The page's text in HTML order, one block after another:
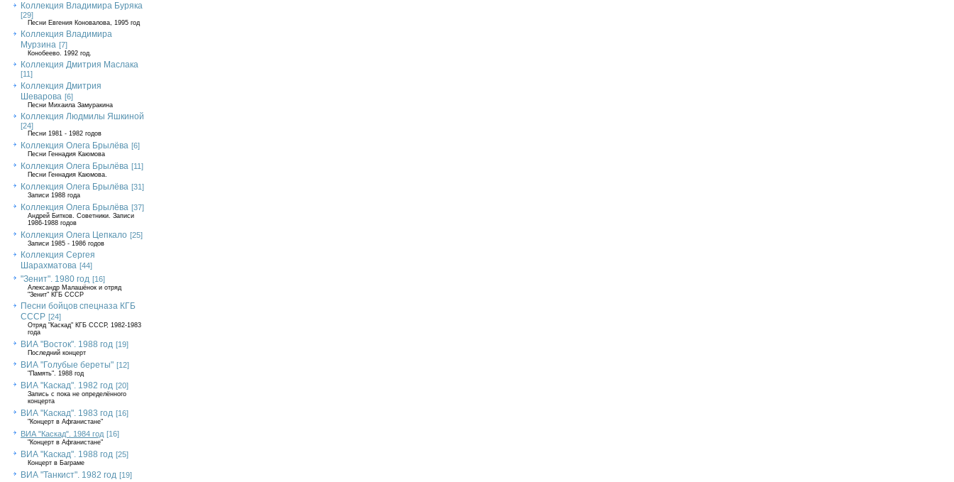
Коллекция Владимира Буряка
[29]
Песни Евгения Коновалова, 1995 год
Коллекция Владимира
Мурзина [7]
Конобеево. 1992 год.
Коллекция Дмитрия Маслака
[11]
Коллекция Дмитрия
Шеварова [6]
Песни Михаила Замуракина
Коллекция Людмилы Яшкиной
[24]
Песни 1981 - 1982 годов
Коллекция Олега Брылёва [6]
Песни Геннадия Каюмова
Коллекция Олега Брылёва [11]
Песни Геннадия Каюмова.
Коллекция Олега Брылёва [31]
Записи 1988 года
Коллекция Олега Брылёва [37]
Андрей Битков. Советники. Записи
1986-1988 годов
Коллекция Олега Цепкало [25]
Записи 1985 - 1986 годов
Коллекция Сергея
Шарахматова [44]
"Зенит". 1980 год [16]
Александр Малашёнок и отряд
"Зенит" КГБ СССР
Песни бойцов спецназа КГБ
СССР [24]
Отряд "Каскад" КГБ СССР, 1982-1983
года
ВИА "Восток". 1988 год [19]
Последний концерт
ВИА "Голубые береты" [12]
"Память". 1988 год
ВИА "Каскад". 1982 год [20]
Запись с пока не определённого
концерта
ВИА "Каскад". 1983 год [16]
"Концерт в Афганистане"
ВИА "Каскад". 1984 год [16]
"Концерт в Афганистане"
ВИА "Каскад". 1988 год [25]
Концерт в Баграме
ВИА "Танкист". 1982 год [19]